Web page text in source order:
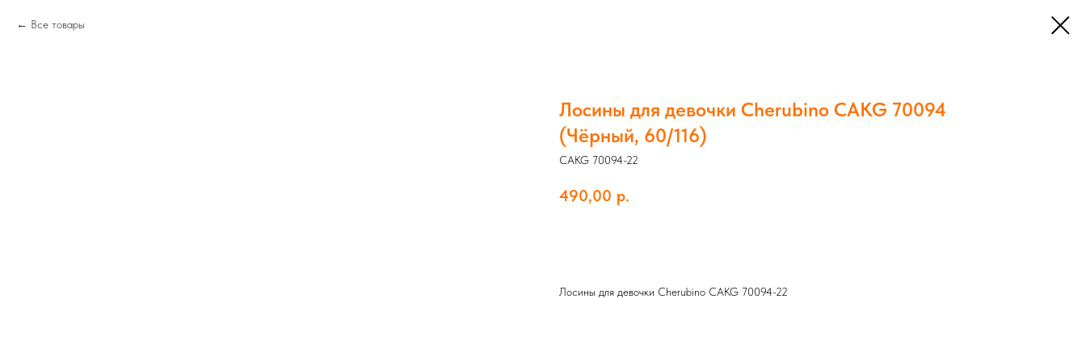
Все товары
Лосины для девочки Cherubino CAKG 70094
(Чёрный, 60/116)
CAKG 70094-22
490,00 р.
Лосины для девочки Cherubino CAKG 70094-22